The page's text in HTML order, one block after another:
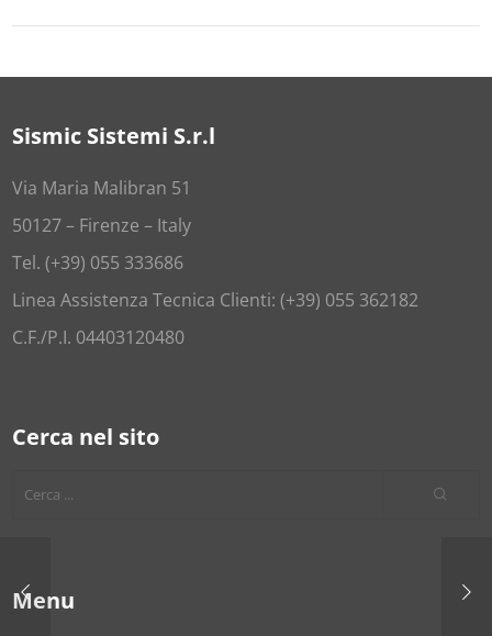
Sismic Sistemi S.r.l
Via Maria Malibran 51
50127 – Firenze – Italy
Tel. (+39) 055 333686
Linea Assistenza Tecnica Clienti: (+39) 055 362182
C.F./P.I. 04403120480
Cerca nel sito
Menu